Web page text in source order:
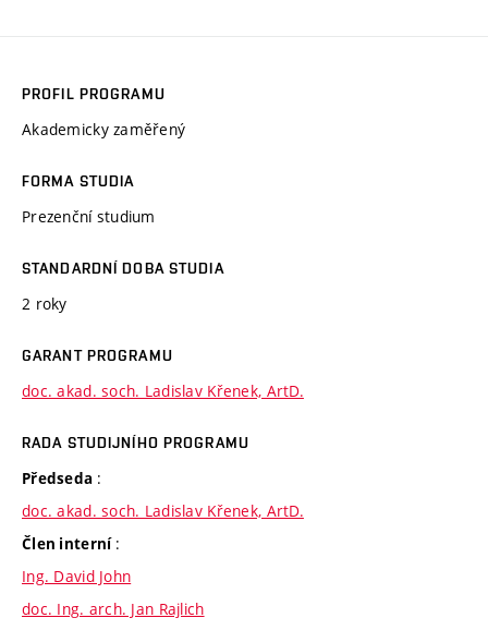
PROFIL PROGRAMU
Akademicky zaměřený
FORMA STUDIA
Prezenční studium
STANDARDNÍ DOBA STUDIA
2 roky
GARANT PROGRAMU
doc. akad. soch. Ladislav Křenek, ArtD.
RADA STUDIJNÍHO PROGRAMU
Předseda :
doc. akad. soch. Ladislav Křenek, ArtD.
Člen interní :
Ing. David John
doc. Ing. arch. Jan Rajlich